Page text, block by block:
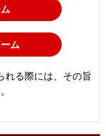
ム
れる際には、その旨